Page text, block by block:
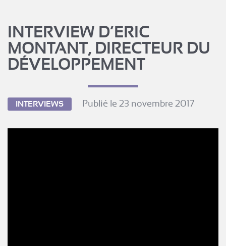
INTERVIEW D’ERIC
MONTANT, DIRECTEUR DU
DÉVELOPPEMENT
INTERVIEWS Publié le 23 novembre 2017